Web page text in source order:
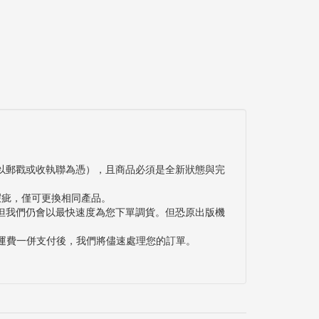
戳或收執聯為憑），且商品必須是全新狀態與完
，僅可更換相同產品。
們仍會以最快速度為您下單調貨。但恐原出版機
一併支付後，我們將儘速處理您的訂單。